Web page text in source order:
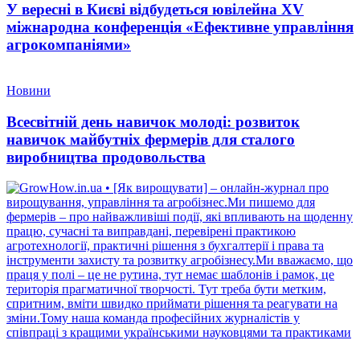
У вересні в Києві відбудеться ювілейна XV
міжнародна конференція «Ефективне управління
агрокомпаніями»
Новини
Всесвітній день навичок молоді: розвиток
навичок майбутніх фермерів для сталого
виробництва продовольства